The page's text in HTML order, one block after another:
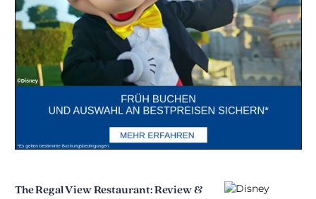
The Regal View Restaurant: Review &